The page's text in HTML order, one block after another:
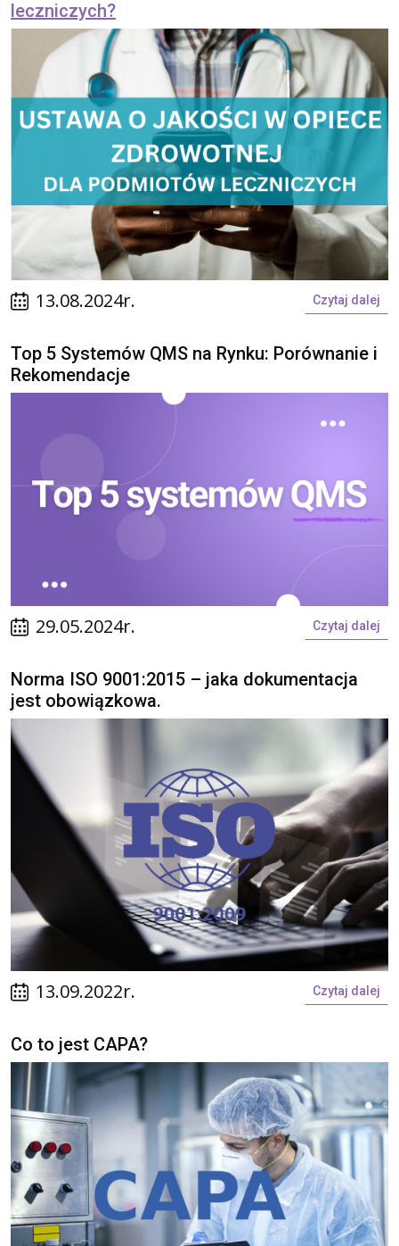
leczniczych?
13.08.2024r. Czytaj dalej
Top 5 Systemów QMS na Rynku: Porównanie i
Rekomendacje
29.05.2024r. Czytaj dalej
Norma ISO 9001:2015 – jaka dokumentacja
jest obowiązkowa.
13.09.2022r. Czytaj dalej
Co to jest CAPA?